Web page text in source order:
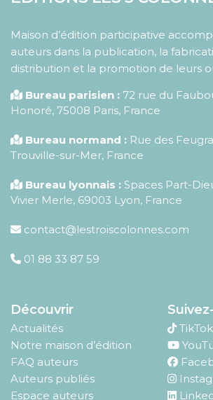
Maison d’édition participative
auteurs dans la publication, la
distribution et la promotion de leurs
Bureau parisien : 72 rue du
Honoré, 75008 Paris, France
Bureau normand : Rue des
Trouville-sur-Mer, France
Bureau lyonnais : Spaces Part-
Vivier Merle, 69003 Lyon, France
contact@lestroiscolonnes.com
01 88 33 87 59
Découvrir
Actualités
Notre maison d’édition
FAQ auteurs
Auteurs publiés
Espace auteurs
TikTok